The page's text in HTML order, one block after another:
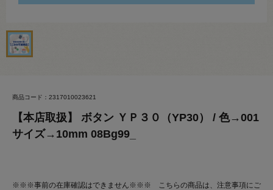
商品コード：2317010023621
【本店取扱】 ボタン ＹＰ３０（YP30） / 色→001
サイズ→10mm 08Bg99_
※※※事前の在庫確認はできません※※※ こちらの商品は、注意事項にご